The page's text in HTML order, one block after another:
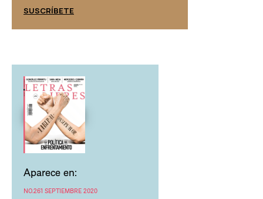
SUSCRÍBETE
Aparece en:
NO.261 SEPTIEMBRE 2020